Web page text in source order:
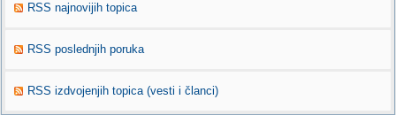
RSS najnovijih topica
RSS poslednjih poruka
RSS izdvojenjih topica (vesti i članci)